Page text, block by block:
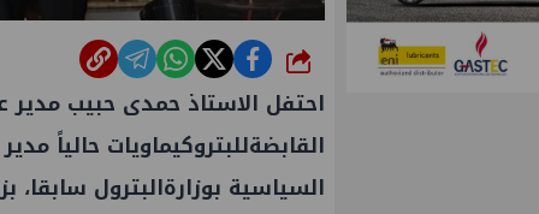
شارك
احتفل الاستاذ حمدى حبيب مدير
القابضةللبتروكيماويات حالياً
السياسية بوزارةالبترول